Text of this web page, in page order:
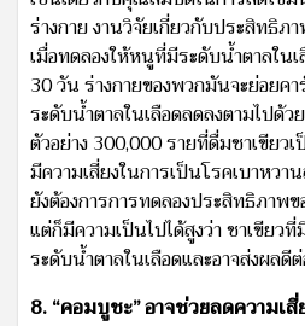
ร่างกาย งานวิจัยเกี่ยวกับประสิทธิภ
เมื่อทดลองให้หนูที่มีระดับน้ำตาลใน
30 วัน ร่างกายของพวกมันจะย่อยคา
ระดับน้ำตาลในเลือดลดลงตามไปด้
ตัวอย่าง 300,000 รายที่ดื่มชาเขีย
มีความเสี่ยงในการเป็นโรคเบาหวา
ยังต้องการการทดลองประสิทธิภาพ
แต่ก็มีความเป็นไปได้สูงว่า ชาเขียว
ระดับน้ำตาลในเลือดและอาจส่งผลดี
8. “คอมบูชะ” อาจช่วยลดความเสี่